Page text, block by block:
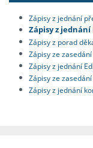
Zápisy z jednání
Zápisy z
Zápisy z porad
Zápisy ze
Zápisy z jednání
Zápisy ze
Zápisy z jednání